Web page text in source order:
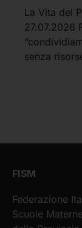
La Vita del
27.07.2026
senza
FISM
Federazione
Scuole Materne